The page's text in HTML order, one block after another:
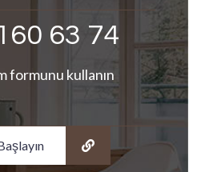
63 74
formunu kullanın